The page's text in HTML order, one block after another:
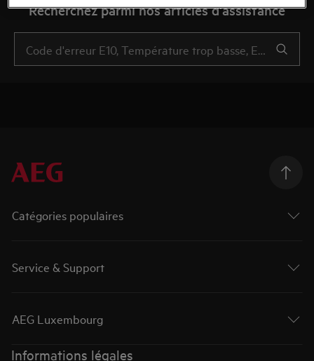
Recherchez parmi nos articles d'assistance
Catégories populaires
Service & Support
AEG Luxembourg
Informations légales